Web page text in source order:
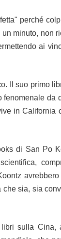
perché
minuto, non
ai
Il suo primo
da
in California
di San Po
sia, sia
sulla Cina,